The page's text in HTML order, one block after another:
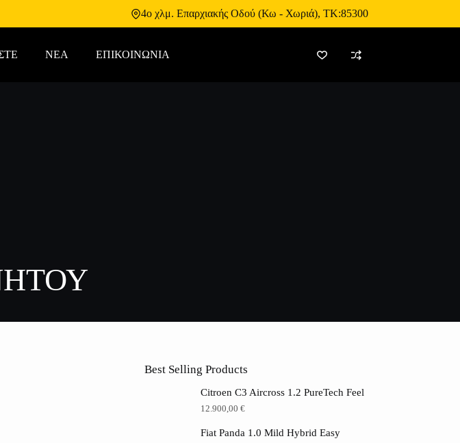
4o χλμ. Επαρχιακής Οδού (Κω - Χωριά), ΤΚ:85300
ΝΕΑ ΕΠΙΚΟΙΝΩΝΙΑ
Best Selling Products
Citroen C3 Aircross 1.2 PureTech Feel
12.900,00 €
Fiat Panda 1.0 Mild Hybrid Easy